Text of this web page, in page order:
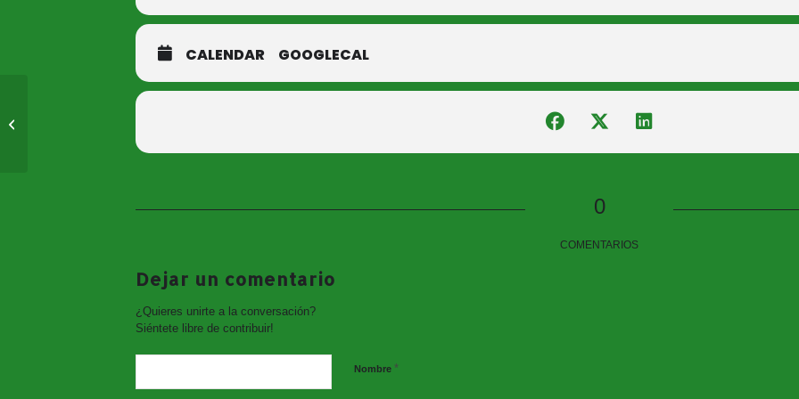
Queralt, a partir de los álbumes ilustrados de los que somos coautores.
CALENDAR GOOGLECAL
0
COMENTARIOS
Dejar un comentario
¿Quieres unirte a la conversación?
Siéntete libre de contribuir!
Nombre *